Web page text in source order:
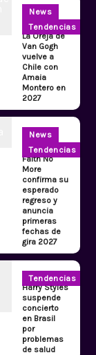
News
Tendencias
La Oreja de
Van Gogh
vuelve a
Chile con
Amaia
Montero en
2027
News
Tendencias
Faith No
More
confirma su
esperado
regreso y
anuncia
primeras
fechas de
gira 2027
Tendencias
Harry Styles
suspende
concierto
en Brasil
por
problemas
de salud